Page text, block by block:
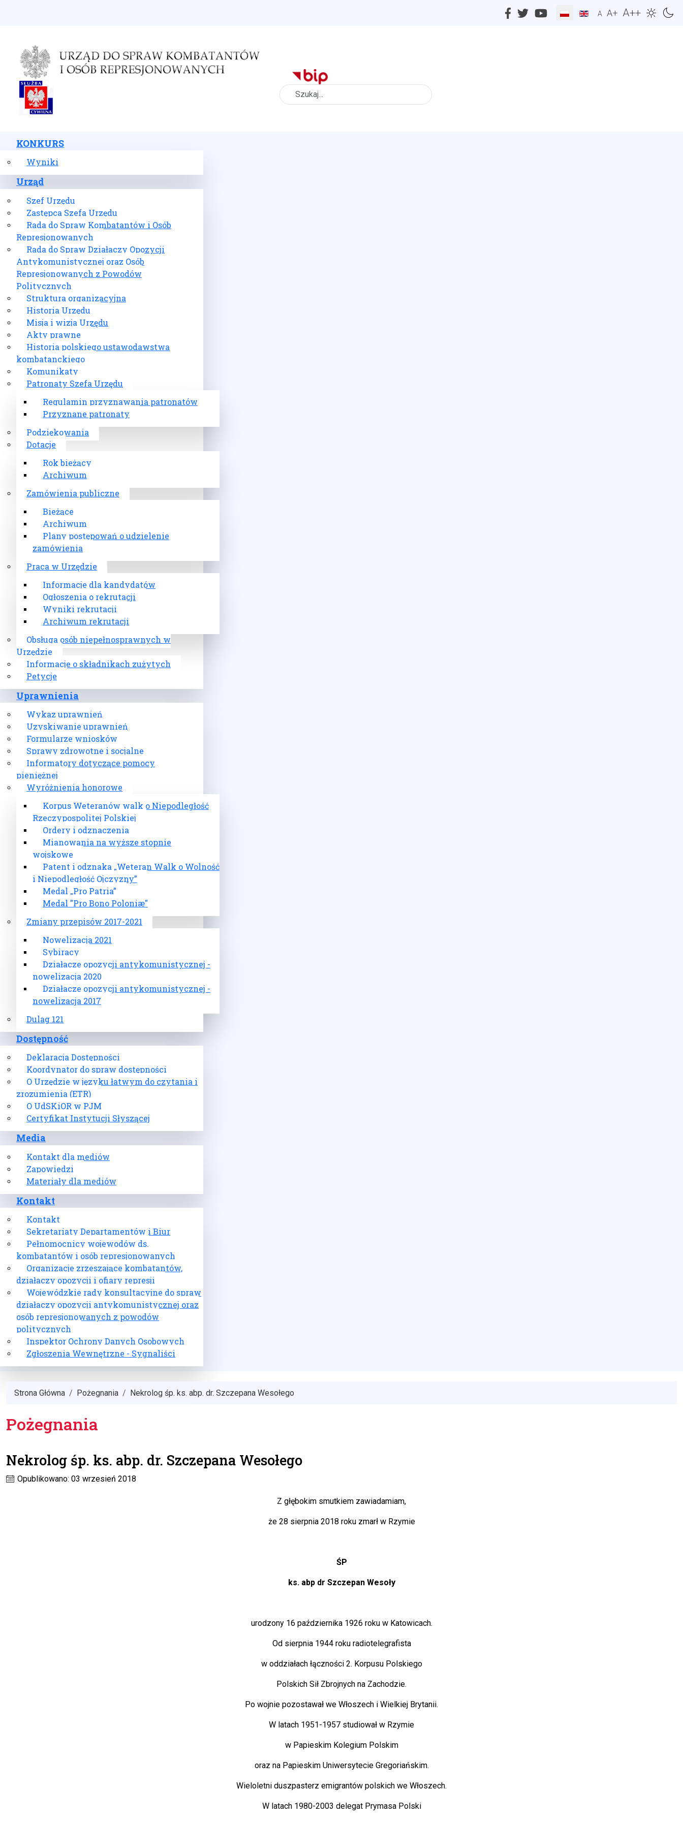
A A+ A++
Szukaj
KONKURS
Wyniki
Urząd
Szef Urzędu
Zastępca Szefa Urzędu
Rada do Spraw Kombatantów i Osób
Represjonowanych
Rada do Spraw Działaczy Opozycji
Antykomunistycznej oraz Osób
Represjonowanych z Powodów
Politycznych
Struktura organizacyjna
Historia Urzędu
Misja i wizja Urzędu
Akty prawne
Historia polskiego ustawodawstwa
kombatanckiego
Komunikaty
Patronaty Szefa Urzędu
Regulamin przyznawania patronatów
Przyznane patronaty
Podziękowania
Dotacje
Rok bieżący
Archiwum
Zamówienia publiczne
Bieżące
Archiwum
Plany postępowań o udzielenie
zamówienia
Praca w Urzędzie
Informacje dla kandydatów
Ogłoszenia o rekrutacji
Wyniki rekrutacji
Archiwum rekrutacji
Obsługa osób niepełnosprawnych w
Urzędzie
Informacje o składnikach zużytych
Petycje
Uprawnienia
Wykaz uprawnień
Uzyskiwanie uprawnień
Formularze wniosków
Sprawy zdrowotne i socjalne
Informatory dotyczące pomocy
pieniężnej
Wyróżnienia honorowe
Korpus Weteranów walk o Niepodległość
Rzeczypospolitej Polskiej
Ordery i odznaczenia
Mianowania na wyższe stopnie
wojskowe
Patent i odznaka „Weteran Walk o Wolność
i Niepodległość Ojczyzny”
Medal „Pro Patria”
Medal "Pro Bono Poloniæ"
Zmiany przepisów 2017-2021
Nowelizacja 2021
Sybiracy
Działacze opozycji antykomunistycznej -
nowelizacja 2020
Działacze opozycji antykomunistycznej -
nowelizacja 2017
Dulag 121
Dostępność
Deklaracja Dostępności
Koordynator do spraw dostępności
O Urzędzie w języku łatwym do czytania i
zrozumienia (ETR)
O UdSKiOR w PJM
Certyfikat Instytucji Słyszącej
Media
Kontakt dla mediów
Zapowiedzi
Materiały dla mediów
Kontakt
Kontakt
Sekretariaty Departamentów i Biur
Pełnomocnicy wojewodów ds.
kombatantów i osób represjonowanych
Organizacje zrzeszające kombatantów,
działaczy opozycji i ofiary represji
Wojewódzkie rady konsultacyjne do spraw
działaczy opozycji antykomunistycznej oraz
osób represjonowanych z powodów
politycznych
Inspektor Ochrony Danych Osobowych
Zgłoszenia Wewnętrzne - Sygnaliści
Strona Główna Pożegnania Nekrolog śp. ks. abp. dr. Szczepana Wesołego
Pożegnania
Nekrolog śp. ks. abp. dr. Szczepana Wesołego
Opublikowano: 03 wrzesień 2018
Z głębokim smutkiem zawiadamiam,
że 28 sierpnia 2018 roku zmarł w Rzymie
ŚP
ks. abp dr Szczepan Wesoły
urodzony 16 października 1926 roku w Katowicach.
Od sierpnia 1944 roku radiotelegrafista
w oddziałach łączności 2. Korpusu Polskiego
Polskich Sił Zbrojnych na Zachodzie.
Po wojnie pozostawał we Włoszech i Wielkiej Brytanii.
W latach 1951-1957 studiował w Rzymie
w Papieskim Kolegium Polskim
oraz na Papieskim Uniwersytecie Gregoriańskim.
Wieloletni duszpasterz emigrantów polskich we Włoszech.
W latach 1980-2003 delegat Prymasa Polski